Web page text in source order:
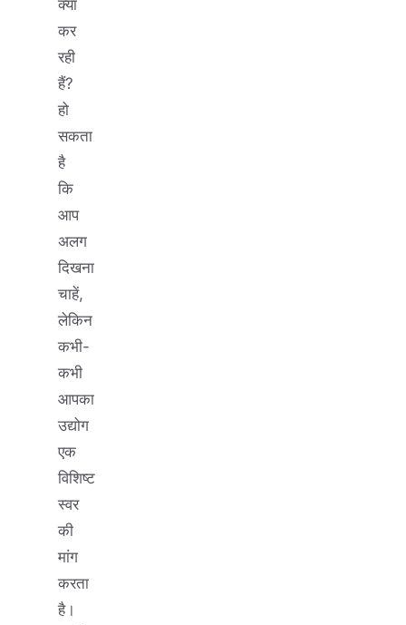
क्या
कर
रही
हैं?
हो
सकता
है
कि
आप
अलग
दिखना
चाहें,
लेकिन
कभी-
कभी
आपका
उद्योग
एक
विशिष्ट
स्वर
की
मांग
करता
है।